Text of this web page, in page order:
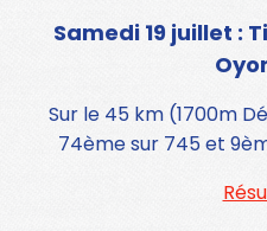
Samedi 19 juillet :
Sur le 45 km (1700m
74ème sur 745 et